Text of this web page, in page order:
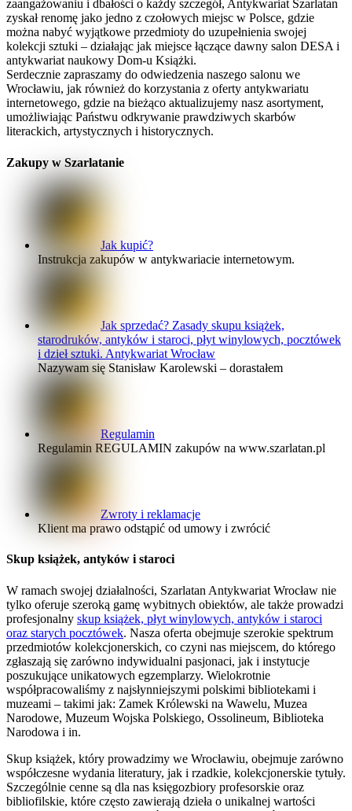
zaangażowaniu i dbałości o każdy szczegół, Antykwariat Szarlatan
zyskał renomę jako jedno z czołowych miejsc w Polsce, gdzie
można nabyć wyjątkowe przedmioty do uzupełnienia swojej
kolekcji sztuki – działając jak miejsce łączące dawny salon DESA i
antykwariat naukowy Dom-u Książki.
Serdecznie zapraszamy do odwiedzenia naszego salonu we
Wrocławiu, jak również do korzystania z oferty antykwariatu
internetowego, gdzie na bieżąco aktualizujemy nasz asortyment,
umożliwiając Państwu odkrywanie prawdziwych skarbów
literackich, artystycznych i historycznych.
Zakupy w Szarlatanie
Jak kupić?
Instrukcja zakupów w antykwariacie internetowym.
Jak sprzedać? Zasady skupu książek,
starodruków, antyków i staroci, płyt winylowych, pocztówek
i dzieł sztuki. Antykwariat Wrocław
Nazywam się Stanisław Karolewski – dorastałem
Regulamin
Regulamin REGULAMIN zakupów na www.szarlatan.pl
Zwroty i reklamacje
Klient ma prawo odstąpić od umowy i zwrócić
Skup książek, antyków i staroci
W ramach swojej działalności, Szarlatan Antykwariat Wrocław nie
tylko oferuje szeroką gamę wybitnych obiektów, ale także prowadzi
profesjonalny skup książek, płyt winylowych, antyków i staroci
oraz starych pocztówek. Nasza oferta obejmuje szerokie spektrum
przedmiotów kolekcjonerskich, co czyni nas miejscem, do którego
zgłaszają się zarówno indywidualni pasjonaci, jak i instytucje
poszukujące unikatowych egzemplarzy. Wielokrotnie
współpracowaliśmy z najsłynniejszymi polskimi bibliotekami i
muzeami – takimi jak: Zamek Królewski na Wawelu, Muzea
Narodowe, Muzeum Wojska Polskiego, Ossolineum, Biblioteka
Narodowa i in.
Skup książek, który prowadzimy we Wrocławiu, obejmuje zarówno
współczesne wydania literatury, jak i rzadkie, kolekcjonerskie tytuły.
Szczególnie cenne są dla nas księgozbiory profesorskie oraz
bibliofilskie, które często zawierają dzieła o unikalnej wartości